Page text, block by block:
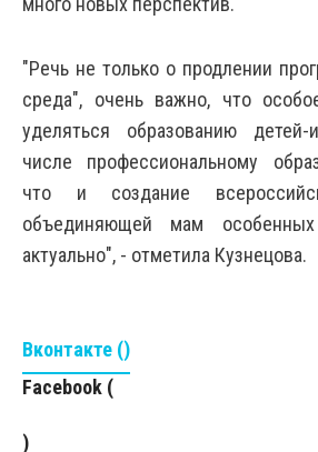
"Речь не только о продлении
среда", очень важно, что
уделяться образованию
числе профессиональному
что и создание
объединяющей мам
актуально", - отметила Кузнецова.
Вконтакте ()
Facebook (
)